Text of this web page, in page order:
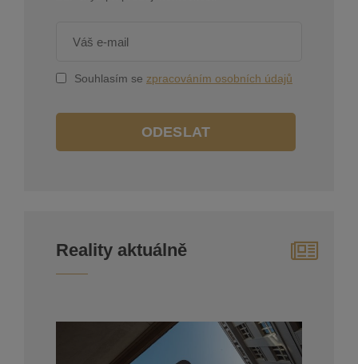
Souhlasím se zpracováním osobních údajů
ODESLAT
Reality aktuálně